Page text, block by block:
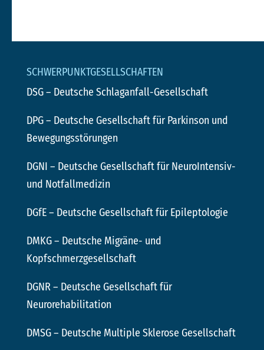
SCHWERPUNKTGESELLSCHAFTEN
DSG– Deutsche Schlaganfall-Gesellschaft
DPG– Deutsche Gesellschaft für Parkinson und
Bewegungsstörungen
DGNI – Deutsche Gesellschaft für NeuroIntensiv-
und Notfallmedizin
DGfE– Deutsche Gesellschaft für Epileptologie
DMKG– Deutsche Migräne- und
Kopfschmerzgesellschaft
DGNR– Deutsche Gesellschaft für
Neurorehabilitation
DMSG– Deutsche Multiple Sklerose Gesellschaft